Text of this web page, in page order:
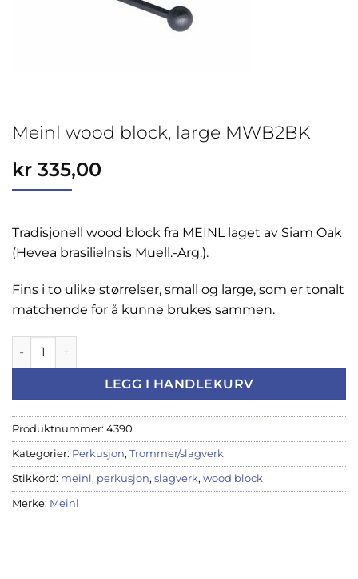
Meinl wood block, large MWB2BK
kr 335,00
Tradisjonell wood block fra MEINL laget av Siam Oak
(Hevea brasilielnsis Muell.-Arg.).
Fins i to ulike størrelser, small og large, som er tonalt
matchende for å kunne brukes sammen.
Meinl wood block, large MWB2BK antall
LEGG I HANDLEKURV
Produktnummer: 4390
Kategorier: Perkusjon, Trommer/slagverk
Stikkord: meinl, perkusjon, slagverk, wood block
Merke: Meinl